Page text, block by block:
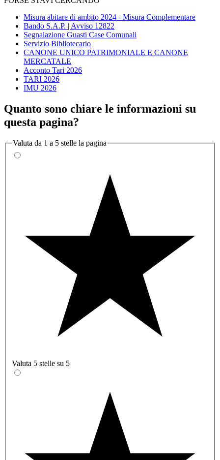
Misura abitare di ambito 2024 - Misura Complementare
Bando S.A.P. | Avviso 12822
Segnalazione Guasti Case Comunali
Servizio Bibliotecario
CANONE UNICO PATRIMONIALE E CANONE
MERCATALE
Acconto Tari 2026
TARI 2026
IMU 2026
Quanto sono chiare le informazioni su
questa pagina?
Valuta da 1 a 5 stelle la pagina
Valuta 5 stelle su 5